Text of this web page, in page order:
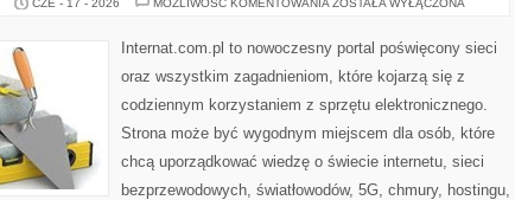
CZE - 17 - 2026 MOŻLIWOŚĆ KOMENTOWANIA ZOSTAŁA WYŁĄCZONA
Internat.com.pl to nowoczesny portal poświęcony sieci
oraz wszystkim zagadnieniom, które kojarzą się z
codziennym korzystaniem z sprzętu elektronicznego.
Strona może być wygodnym miejscem dla osób, które
chcą uporządkować wiedzę o świecie internetu, sieci
bezprzewodowych, światłowodów, 5G, chmury, hostingu,